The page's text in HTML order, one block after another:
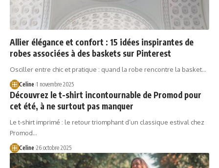
Allier élégance et confort : 15 idées inspirantes de
robes associées à des baskets sur Pinterest
Osciller entre chic et pratique : quand la robe rencontre la basket…
Celine 1 novembre 2025
Découvrez le t-shirt incontournable de Promod pour
cet été, à ne surtout pas manquer
Le t-shirt imprimé : le retour triomphant d’un classique estival chez
Promod…
Celine 26 octobre 2025